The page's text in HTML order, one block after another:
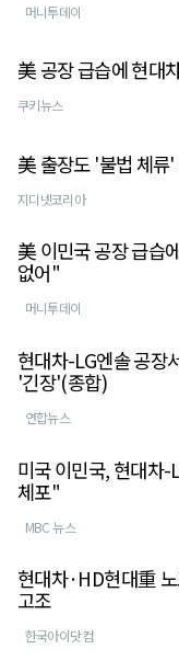
머니투데이
美 공장 급습에 현대
쿠키뉴스
美 출장도 '불법 체
지디넷코리아
美 이민국 공장 급습
없어"
머니투데이
현대차-LG엔솔 공장
'긴장'(종합)
연합뉴스
미국 이민국, 현대차
체포"
MBC 뉴스
현대차·HD현대重
고조
한국아이닷컴